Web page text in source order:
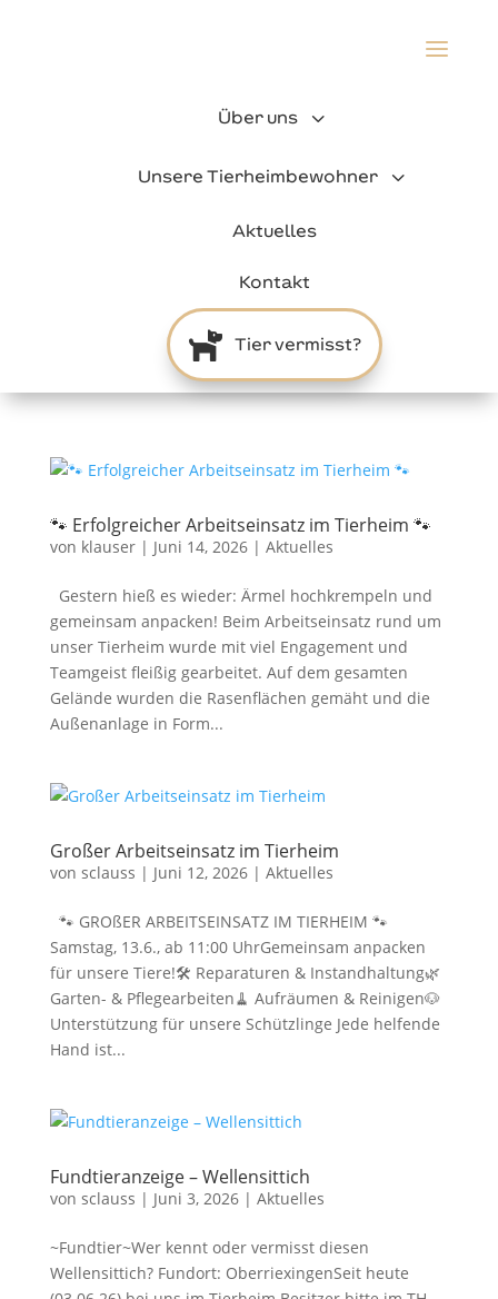
a
3
Über uns
3
Unsere Tierheimbewohner
Aktuelles
Kontakt
 Tier vermisst?
🐾 Erfolgreicher Arbeitseinsatz im Tierheim 🐾
von klauser| Juni 14, 2026| Aktuelles
Gestern hieß es wieder: Ärmel hochkrempeln und
gemeinsam anpacken! Beim Arbeitseinsatz rund um
unser Tierheim wurde mit viel Engagement und
Teamgeist fleißig gearbeitet. Auf dem gesamten
Gelände wurden die Rasenflächen gemäht und die
Außenanlage in Form...
Großer Arbeitseinsatz im Tierheim
von sclauss | Juni 12, 2026| Aktuelles
🐾 GROßER ARBEITSEINSATZ IM TIERHEIM 🐾
Samstag, 13.6., ab 11:00 UhrGemeinsam anpacken
für unsere Tiere!🛠️ Reparaturen & Instandhaltung🌿
Garten- & Pflegearbeiten🧹 Aufräumen & Reinigen🐶
Unterstützung für unsere Schützlinge Jede helfende
Hand ist...
Fundtieranzeige – Wellensittich
von sclauss | Juni 3, 2026| Aktuelles
~Fundtier~Wer kennt oder vermisst diesen
Wellensittich? Fundort: OberriexingenSeit heute